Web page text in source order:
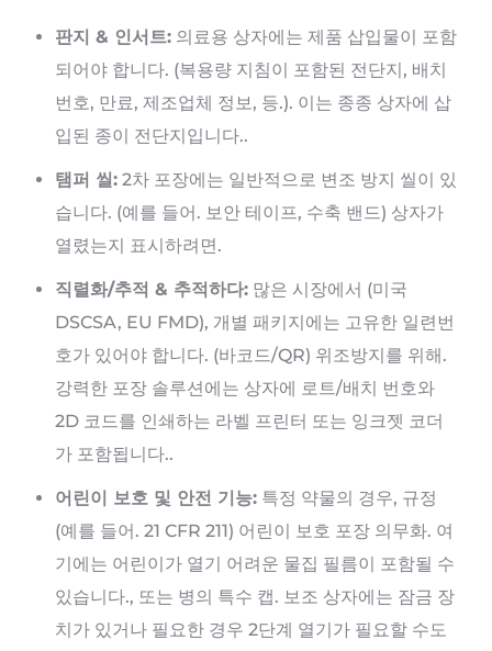
판지 & 인서트: 의료용 상자에는 제품 삽입물이 포함
되어야 합니다. (복용량 지침이 포함된 전단지, 배치
번호, 만료, 제조업체 정보, 등.). 이는 종종 상자에 삽
입된 종이 전단지입니다..
탬퍼 씰: 2차 포장에는 일반적으로 변조 방지 씰이 있
습니다. (예를 들어. 보안 테이프, 수축 밴드) 상자가
열렸는지 표시하려면.
직렬화/추적 & 추적하다: 많은 시장에서 (미국
DSCSA, EU FMD), 개별 패키지에는 고유한 일련번
호가 있어야 합니다. (바코드/QR) 위조방지를 위해.
강력한 포장 솔루션에는 상자에 로트/배치 번호와
2D 코드를 인쇄하는 라벨 프린터 또는 잉크젯 코더
가 포함됩니다..
어린이 보호 및 안전 기능: 특정 약물의 경우, 규정
(예를 들어. 21 CFR 211) 어린이 보호 포장 의무화. 여
기에는 어린이가 열기 어려운 물집 필름이 포함될 수
있습니다., 또는 병의 특수 캡. 보조 상자에는 잠금 장
치가 있거나 필요한 경우 2단계 열기가 필요할 수도